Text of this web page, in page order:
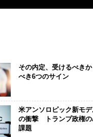
その内定、受けるべき
べき6つのサイン
米アンソロピック新モ
の衝撃 トランプ政権の
課題